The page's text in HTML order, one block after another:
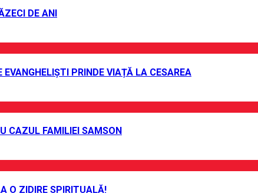
DE ANI
EVANGHELIȘTI PRINDE VIAȚĂ LA CESAREA
CAZUL FAMILIEI SAMSON
O ZIDIRE SPIRITUALĂ!